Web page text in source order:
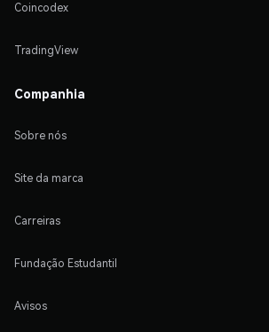
Coincodex
TradingView
Companhia
Sobre nós
Site da marca
Carreiras
Fundação Estudantil
Avisos